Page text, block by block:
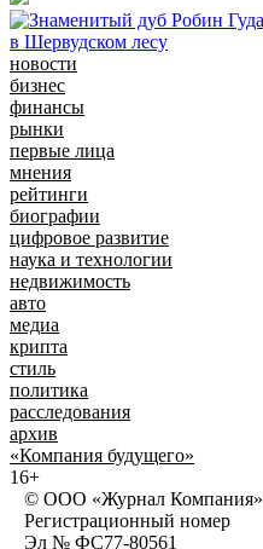
новости
бизнес
финансы
рынки
первые лица
мнения
рейтинги
биографии
цифровое развитие
наука и технологии
недвижимость
авто
медиа
крипта
стиль
политика
расследования
архив
«Компания будущего»
16+
© ООО «Журнал Компания»
Регистрационный номер
Эл № ФС77-80561